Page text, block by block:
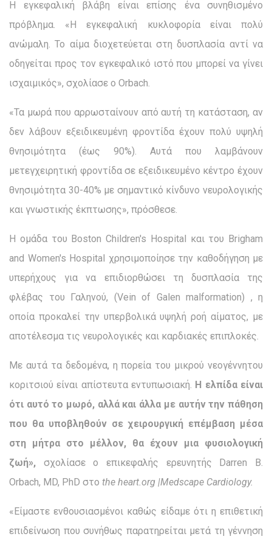
Η εγκεφαλική βλάβη είναι επίσης ένα συνηθισμένο
πρόβλημα. «Η εγκεφαλική κυκλοφορία είναι πολύ
ανώμαλη. Το αίμα διοχετεύεται στη δυσπλασία αντί να
οδηγείται προς τον εγκεφαλικό ιστό που μπορεί να γίνει
ισχαιμικός», σχολίασε ο Orbach.
«Τα μωρά που αρρωσταίνουν από αυτή τη κατάσταση, αν
δεν λάβουν εξειδικευμένη φροντίδα έχουν πολύ υψηλή
θνησιμότητα (έως 90%). Αυτά που λαμβάνουν
μετεγχειρητική φροντίδα σε εξειδικευμένο κέντρο έχουν
θνησιμότητα 30-40% με σημαντικό κίνδυνο νευρολογικής
και γνωστικής έκπτωσης», πρόσθεσε.
Η ομάδα του Boston Children's Hospital και του Brigham
and Women's Hospital χρησιμοποίησε την καθοδήγηση με
υπερήχους για να επιδιορθώσει τη δυσπλασία της
φλέβας του Γαληνού, (Vein of Galen malformation) , η
οποία προκαλεί την υπερβολικά υψηλή ροή αίματος, με
αποτέλεσμα τις νευρολογικές και καρδιακές επιπλοκές.
Με αυτά τα δεδομένα, η πορεία του μικρού νεογέννητου
κοριτσιού είναι απίστευτα εντυπωσιακή. Η ελπίδα είναι
ότι αυτό το μωρό, αλλά και άλλα με αυτήν την πάθηση
που θα υποβληθούν σε χειρουργική επέμβαση μέσα
στη μήτρα στο μέλλον, θα έχουν μια φυσιολογική
ζωή», σχολίασε ο επικεφαλής ερευνητής Darren B.
Orbach, MD, PhD στο the heart org |Medscape Cardiology.
«Είμαστε ενθουσιασμένοι καθώς είδαμε ότι η επιθετική
επιδείνωση που συνήθως παρατηρείται μετά τη γέννηση